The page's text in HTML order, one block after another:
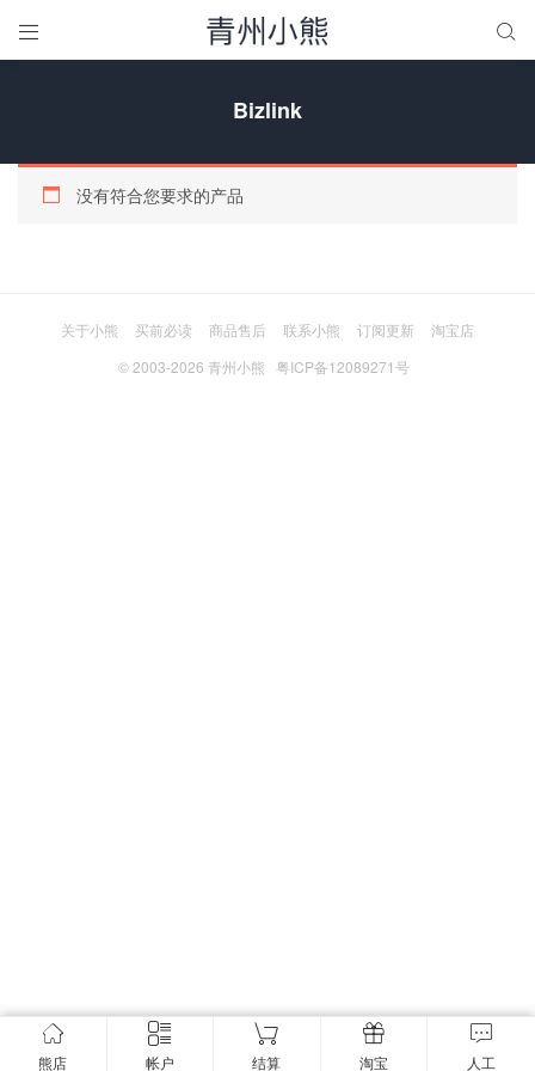
 
Bizlink
没有符合您要求的产品
熊店 帐户 结算 淘宝 人工
关于小熊 买前必读 商品售后 联系小熊 订阅更新
淘宝店
© 2003-2026 青州小熊 粤ICP备12089271号